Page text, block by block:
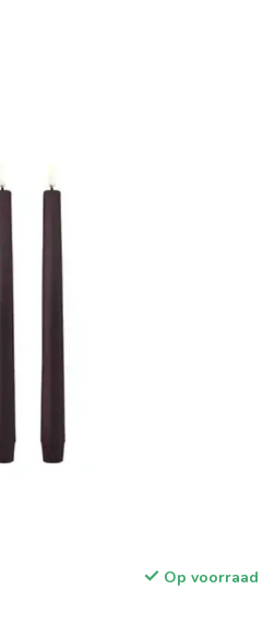
Op voorraad